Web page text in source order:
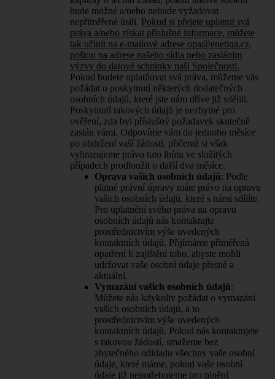
bude možné a/nebo nebude vyžadovat
nepřiměřené úsilí. Pokud si přejete uplatnit svá
práva a/nebo získat příslušné informace, můžete
tak učinit na e-mailové adrese opa@enetiqa.cz,
poštou na adrese našeho sídla nebo zasláním
výzvy do datové schránky naší Společnosti.
Pokud budete uplatňovat svá práva, můžeme vás
požádat o poskytnutí některých dodatečných
osobních údajů, které jste nám dříve již sdělili.
Poskytnutí takových údajů je nezbytné pro
ověření, zda byl příslušný požadavek skutečně
zaslán vámi. Odpovíme vám do jednoho měsíce
po obdržení vaší žádosti, přičemž si však
vyhrazujeme právo tuto lhůtu ve složitých
případech prodloužit o další dva měsíce.
Oprava vašich osobních údajů: Podle
platné právní úpravy máte právo na opravu
vašich osobních údajů, které s námi sdílíte.
Pro uplatnění svého práva na opravu
osobních údajů nás kontaktujte
prostřednictvím výše uvedených
kontaktních údajů. Přijímáme přiměřená
opatření k zajištění toho, abyste mohli
udržovat vaše osobní údaje přesné a
aktuální.
Vymazání vašich osobních údajů:
Můžete nás kdykoliv požádat o vymazání
vašich osobních údajů, a to
prostřednictvím výše uvedených
kontaktních údajů. Pokud nás kontaktujete
s takovou žádostí, smažeme bez
zbytečného odkladu všechny vaše osobní
údaje, které máme, pokud vaše osobní
údaje již nepotřebujeme pro plnění